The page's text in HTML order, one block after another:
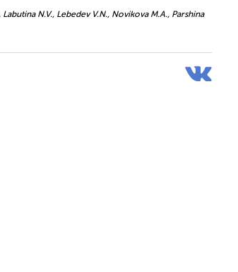
N.V., Lebedev V.N., Novikova M.A., Parshina